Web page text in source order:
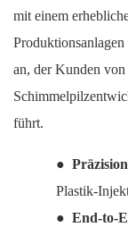
mit einem
an, der Kunden
führt.
●
Plastik-
● End-to-